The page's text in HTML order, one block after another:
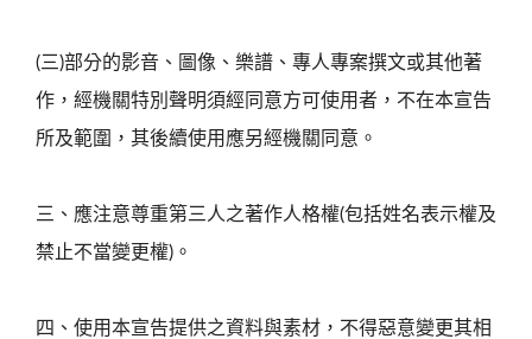
(三)部分的影音、圖像、樂譜、專人專案撰文或其他著
作，經機關特別聲明須經同意方可使用者，不在本宣告
所及範圍，其後續使用應另經機關同意。
三、應注意尊重第三人之著作人格權(包括姓名表示權及
禁止不當變更權)。
四、使用本宣告提供之資料與素材，不得惡意變更其相